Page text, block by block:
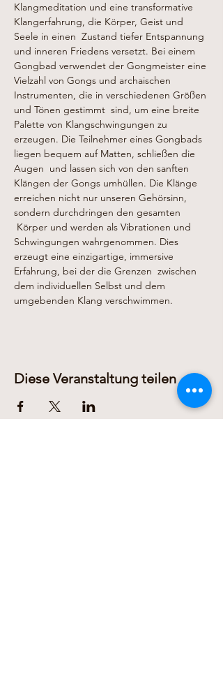
Klangmeditation und eine transformative
Klangerfahrung, die Körper, Geist und
Seele in einen  Zustand tiefer Entspannung
und inneren Friedens versetzt. Bei einem
Gongbad verwendet der Gongmeister eine
Vielzahl von Gongs und archaischen
Instrumenten, die in verschiedenen Größen
und Tönen gestimmt  sind, um eine breite
Palette von Klangschwingungen zu
erzeugen. Die Teilnehmer eines Gongbads
liegen bequem auf Matten, schließen die
Augen  und lassen sich von den sanften
Klängen der Gongs umhüllen. Die Klänge
erreichen nicht nur unseren Gehörsinn,
sondern durchdringen den gesamten
Körper und werden als Vibrationen und
Schwingungen wahrgenommen. Dies
erzeugt eine einzigartige, immersive
Erfahrung, bei der die Grenzen  zwischen
dem individuellen Selbst und dem
umgebenden Klang verschwimmen.
Diese Veranstaltung teilen